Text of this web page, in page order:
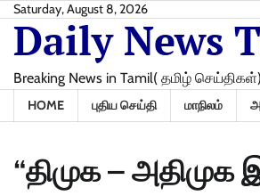
Skip
content
Saturday, August 8, 2026
Daily News
Breaking News in Tamil( தமிழ் செய்திகள்)
HOME புதிய செய்தி மாநிலம்
“திமுக –